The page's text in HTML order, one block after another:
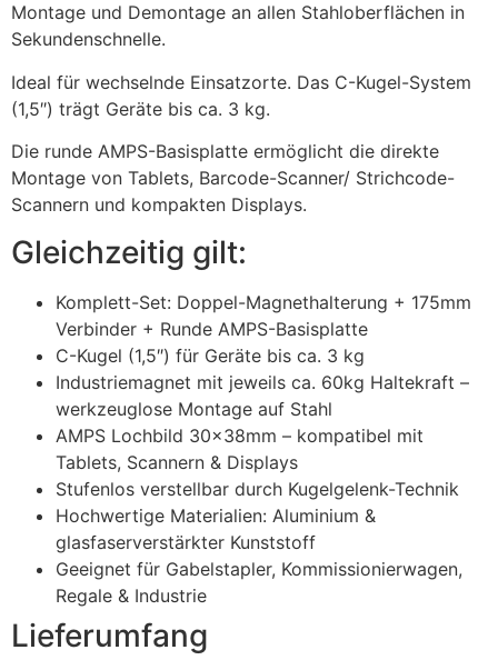
Montage und Demontage an allen Stahloberflächen in
Sekundenschnelle.
Ideal für wechselnde Einsatzorte. Das C-Kugel-System
(1,5″) trägt Geräte bis ca. 3 kg.
Die runde AMPS-Basisplatte ermöglicht die direkte
Montage von Tablets, Barcode-Scanner/ Strichcode-
Scannern und kompakten Displays.
Gleichzeitig gilt:
Komplett-Set: Doppel-Magnethalterung + 175mm
Verbinder + Runde AMPS-Basisplatte
C-Kugel (1,5″) für Geräte bis ca. 3 kg
Industriemagnet mit jeweils ca. 60kg Haltekraft –
werkzeuglose Montage auf Stahl
AMPS Lochbild 30x38mm – kompatibel mit
Tablets, Scannern & Displays
Stufenlos verstellbar durch Kugelgelenk-Technik
Hochwertige Materialien: Aluminium &
glasfaserverstärkter Kunststoff
Geeignet für Gabelstapler, Kommissionierwagen,
Regale & Industrie
Lieferumfang